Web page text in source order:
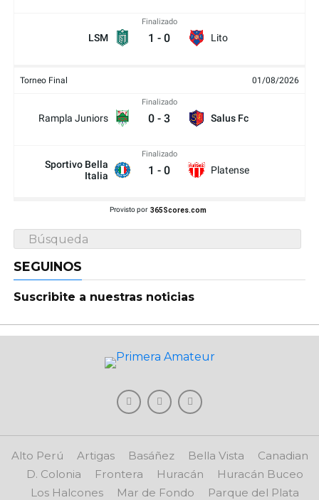
LSM
Finalizado
1 - 0 Lito
Torneo Final 01/08/2026
Rampla Juniors
Finalizado
0 - 3 Salus Fc
Sportivo Bella
Italia
Finalizado
1 - 0 Platense
Provisto por 365Scores.com
SEGUINOS
Suscribite a nuestras noticias
Alto Perú Artigas Basáñez Bella Vista
Canadian
D. Colonia
Frontera Huracán
Huracán Buceo
Los Halcones
Mar de Fondo Parque del Plata